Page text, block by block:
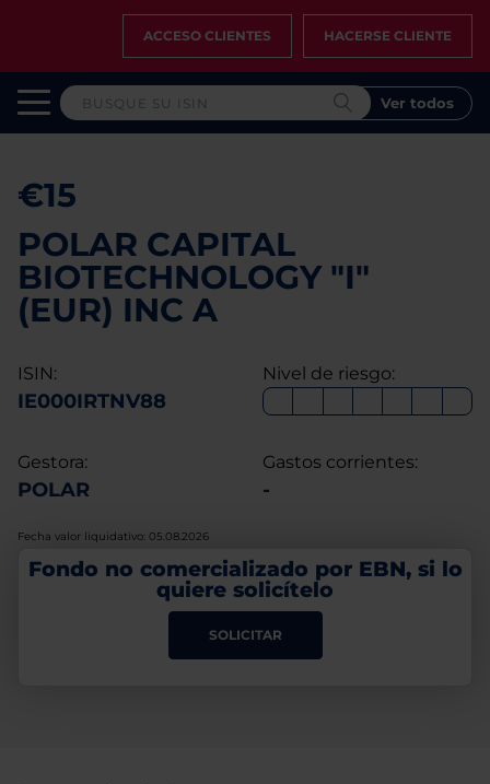
ACCESO CLIENTES HACERSE CLIENTE
Ver todos
€15
POLAR CAPITAL
BIOTECHNOLOGY "I"
(EUR) INC A
ISIN:
IE000IRTNV88
Nivel de riesgo:
Gestora:
POLAR
Gastos corrientes:
-
Fecha valor liquidativo: 05.08.2026
Fondo no comercializado por EBN, si lo
quiere solicítelo
SOLICITAR